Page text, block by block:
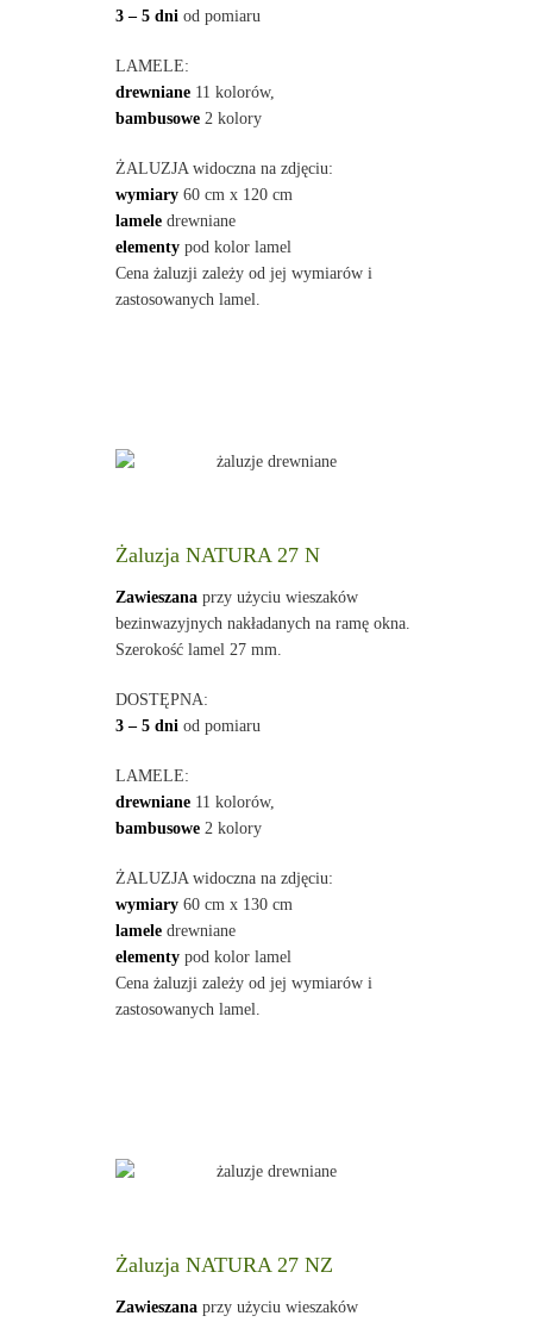
3 – 5 dni od pomiaru
LAMELE:
drewniane11 kolorów,
bambusowe2 kolory
ŻALUZJA widoczna na zdjęciu:
wymiary60 cm x 120 cm
lameledrewniane
elementypod kolor lamel
Cena żaluzji zależy od jej wymiarów i
zastosowanych lamel.
Żaluzja NATURA 27 N
Zawieszanaprzy użyciu wieszaków
bezinwazyjnych nakładanych na ramę okna.
Szerokość lamel 27 mm.
DOSTĘPNA:
3 – 5 dni od pomiaru
LAMELE:
drewniane11 kolorów,
bambusowe2 kolory
ŻALUZJA widoczna na zdjęciu:
wymiary60 cm x 130 cm
lameledrewniane
elementypod kolor lamel
Cena żaluzji zależy od jej wymiarów i
zastosowanych lamel.
Żaluzja NATURA 27 NZ
Zawieszanaprzy użyciu wieszaków